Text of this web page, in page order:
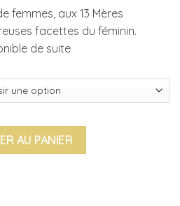
femmes, aux 13 Mères
facettes du féminin.
de suite
- Les reproductions
AU PANIER